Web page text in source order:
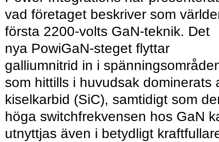
vad företaget beskriver som
första 2200-volts GaN-teknik. Det
nya PowiGaN-steget flyttar
galliumnitrid in i
som hittills i huvudsak dominerats
kiselkarbid (SiC), samtidigt som
höga switchfrekvensen hos GaN
utnyttjas även i betydligt